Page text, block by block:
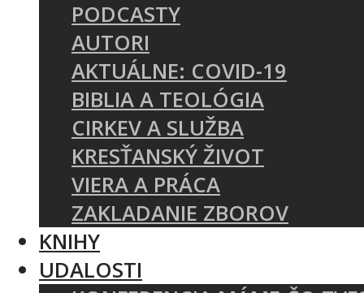
PODCASTY
AUTORI
AKTUÁLNE: COVID-19
BIBLIA A TEOLÓGIA
CIRKEV A SLUŽBA
KRESŤANSKÝ ŽIVOT
VIERA A PRÁCA
ZAKLADANIE ZBOROV
KNIHY
UDALOSTI